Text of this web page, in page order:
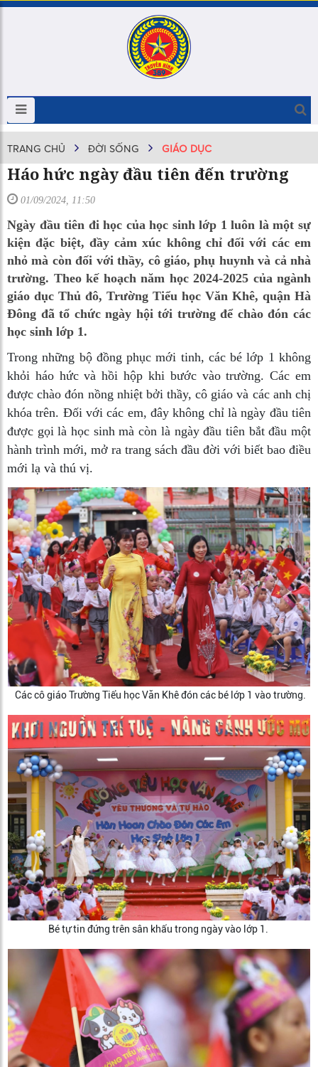
TRANG CHỦ ĐỜI SỐNG GIÁO DỤC
Háo hức ngày đầu tiên đến trường
01/09/2024, 11:50
Ngày đầu tiên đi học của học sinh lớp 1 luôn là một sự
kiện đặc biệt, đầy cảm xúc không chỉ đối với các em
nhỏ mà còn đối với thầy, cô giáo, phụ huynh và cả nhà
trường. Theo kế hoạch năm học 2024-2025 của ngành
giáo dục Thủ đô, Trường Tiểu học Văn Khê, quận Hà
Đông đã tổ chức ngày hội tới trường để chào đón các
học sinh lớp 1.
Trong những bộ đồng phục mới tinh, các bé lớp 1 không
khỏi háo hức và hồi hộp khi bước vào trường. Các em
được chào đón nồng nhiệt bởi thầy, cô giáo và các anh chị
khóa trên. Đối với các em, đây không chỉ là ngày đầu tiên
được gọi là học sinh mà còn là ngày đầu tiên bắt đầu một
hành trình mới, mở ra trang sách đầu đời với biết bao điều
mới lạ và thú vị.
Các cô giáo Trường Tiểu học Văn Khê đón các bé lớp 1 vào trường.
Bé tự tin đứng trên sân khấu trong ngày vào lớp 1.